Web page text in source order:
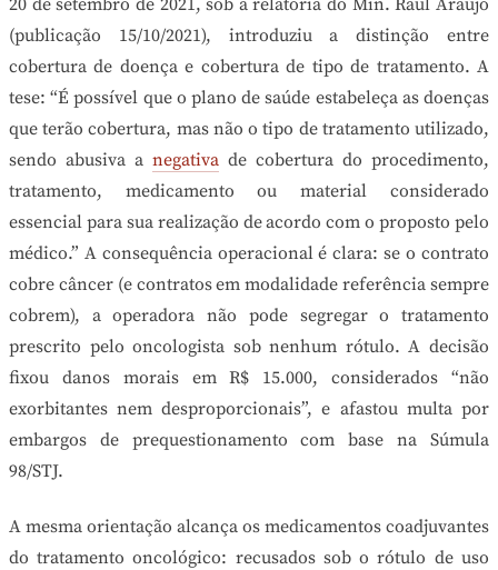
(publicação 15/10/2021), introduziu a distinção entre
cobertura de doença e cobertura de tipo de tratamento. A
tese: “É possível que o plano de saúde estabeleça as doenças
que terão cobertura, mas não o tipo de tratamento utilizado,
sendo abusiva a negativa de cobertura do procedimento,
tratamento, medicamento ou material considerado
essencial para sua realização de acordo com o proposto pelo
médico.” A consequência operacional é clara: se o contrato
cobre câncer (e contratos em modalidade referência sempre
cobrem), a operadora não pode segregar o tratamento
prescrito pelo oncologista sob nenhum rótulo. A decisão
fixou danos morais em R$ 15.000, considerados “não
exorbitantes nem desproporcionais”, e afastou multa por
embargos de prequestionamento com base na Súmula
98/STJ.
A mesma orientação alcança os medicamentos coadjuvantes
do tratamento oncológico: recusados sob o rótulo de uso